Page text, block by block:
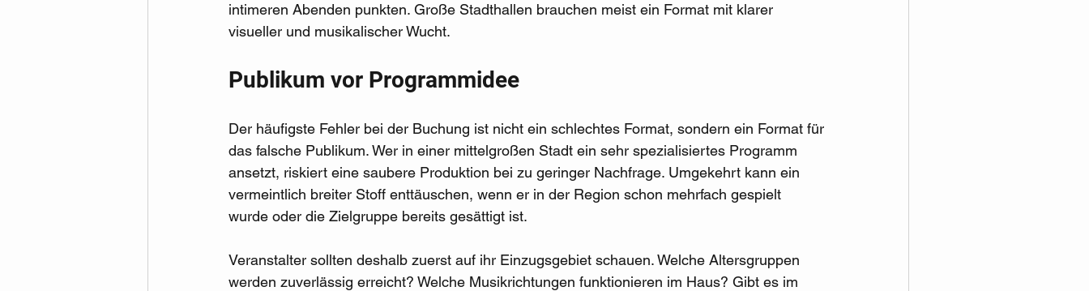
intimeren Abenden punkten. Große Stadthallen brauchen meist ein Format mit klarer
visueller und musikalischer Wucht.
Publikum vor Programmidee
Der häufigste Fehler bei der Buchung ist nicht ein schlechtes Format, sondern ein Format für
das falsche Publikum. Wer in einer mittelgroßen Stadt ein sehr spezialisiertes Programm
ansetzt, riskiert eine saubere Produktion bei zu geringer Nachfrage. Umgekehrt kann ein
vermeintlich breiter Stoff enttäuschen, wenn er in der Region schon mehrfach gespielt
wurde oder die Zielgruppe bereits gesättigt ist.
Veranstalter sollten deshalb zuerst auf ihr Einzugsgebiet schauen. Welche Altersgruppen
werden zuverlässig erreicht? Welche Musikrichtungen funktionieren im Haus? Gibt es im